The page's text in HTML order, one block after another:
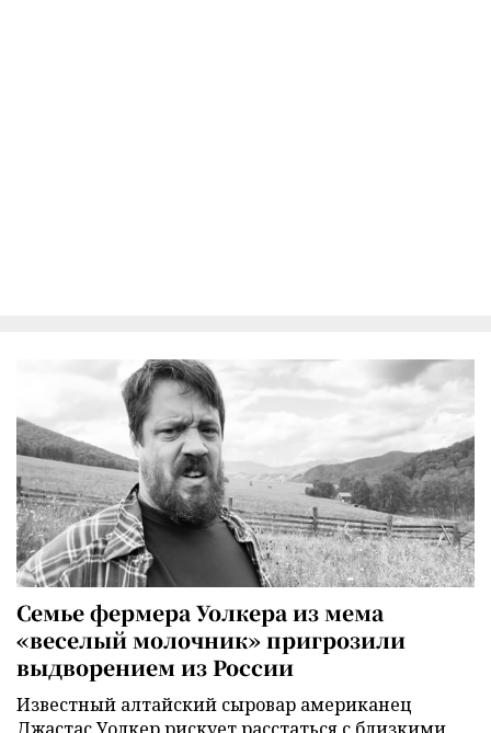
Семье фермера Уолкера из мема
«веселый молочник» пригрозили
выдворением из России
Известный алтайский сыровар американец
Джастас Уолкер рискует расстаться с близкими